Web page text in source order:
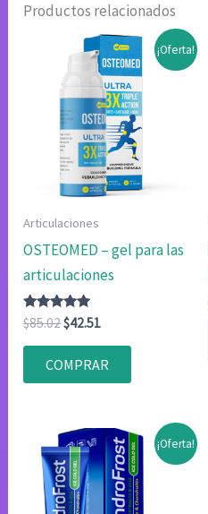
Productos relacionados
¡Oferta!
Articulaciones
OSTEOMED – gel para las
articulaciones
Valorado
con
4.83
de 5
$85.02El
original
era:
$42.51El
actual
es:
COMPRAR
¡Oferta!